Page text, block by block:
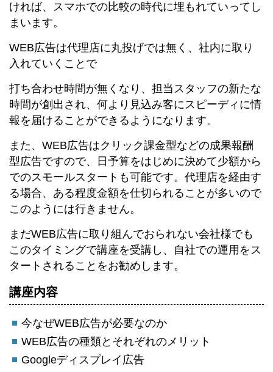
ければ、スマホでの比較の時代に埋もれていってし
まいます。
WEB広告は代理店に丸投げでは無く、社内に取り
入れていくことで
打ち合わせ時間が無くなり、担当スタッフの新たな
時間が創出され、何より見込み客にスピーディに情
報を届けることができるようになります。
また、WEB広告はクリック課金型などの成果報酬
型広告ですので、日予算をはじめに決めて少額から
でのスモールスタートも可能です。代理店を経由す
る場合、ある程度金額を仕切られることが多いので
このようには行きません。
まだWEB広告に取り組んでおられない会社様でも
このタイミングで講座を受講し、自社での運用をス
タートされることをお勧めします。
講座内容
今なぜWEB広告が必要なのか
WEB広告の種類とそれぞれのメリット
Googleディスプレイ広告